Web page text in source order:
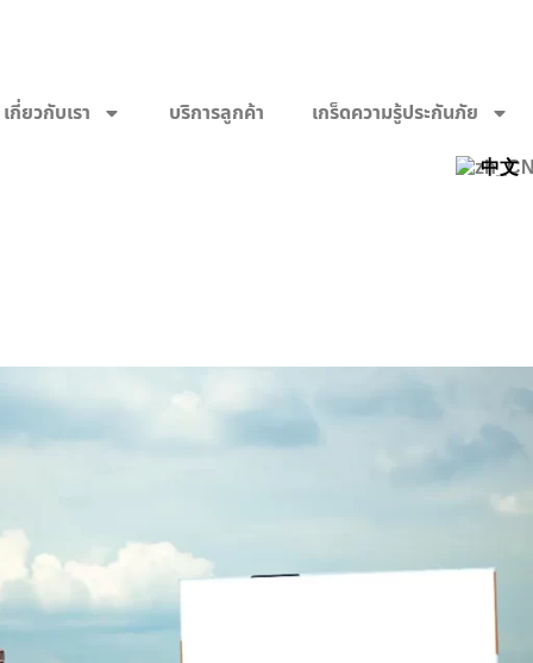
เกี่ยวกับเรา บริการลูกค้า
เกร็ดความรู้ประกันภัย
ZN